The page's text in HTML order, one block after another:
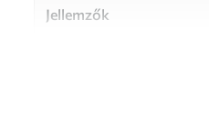
Jellemzők